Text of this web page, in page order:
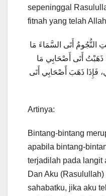
sepeninggal
fitnah yang telah
النُّجُومُ أَتَى السَّمَاءَ مَا
ذَهَبْتُ أَتَى أَصْحَابِي مَا
فَإِذَا ذَهَبَ أَصْحَابِي أَتَى
Artinya:
Bintang-bintang
apabila bintang-
terjadilah pada langit
Dan Aku
sahabatku, jika aku